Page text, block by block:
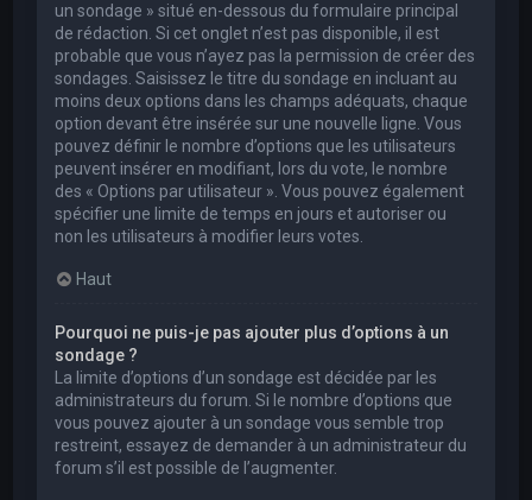
un sondage » situé en-dessous du formulaire principal
de rédaction. Si cet onglet n’est pas disponible, il est
probable que vous n’ayez pas la permission de créer des
sondages. Saisissez le titre du sondage en incluant au
moins deux options dans les champs adéquats, chaque
option devant être insérée sur une nouvelle ligne. Vous
pouvez définir le nombre d’options que les utilisateurs
peuvent insérer en modifiant, lors du vote, le nombre
des « Options par utilisateur ». Vous pouvez également
spécifier une limite de temps en jours et autoriser ou
non les utilisateurs à modifier leurs votes.
Haut
Pourquoi ne puis-je pas ajouter plus d’options à un
sondage ?
La limite d’options d’un sondage est décidée par les
administrateurs du forum. Si le nombre d’options que
vous pouvez ajouter à un sondage vous semble trop
restreint, essayez de demander à un administrateur du
forum s’il est possible de l’augmenter.